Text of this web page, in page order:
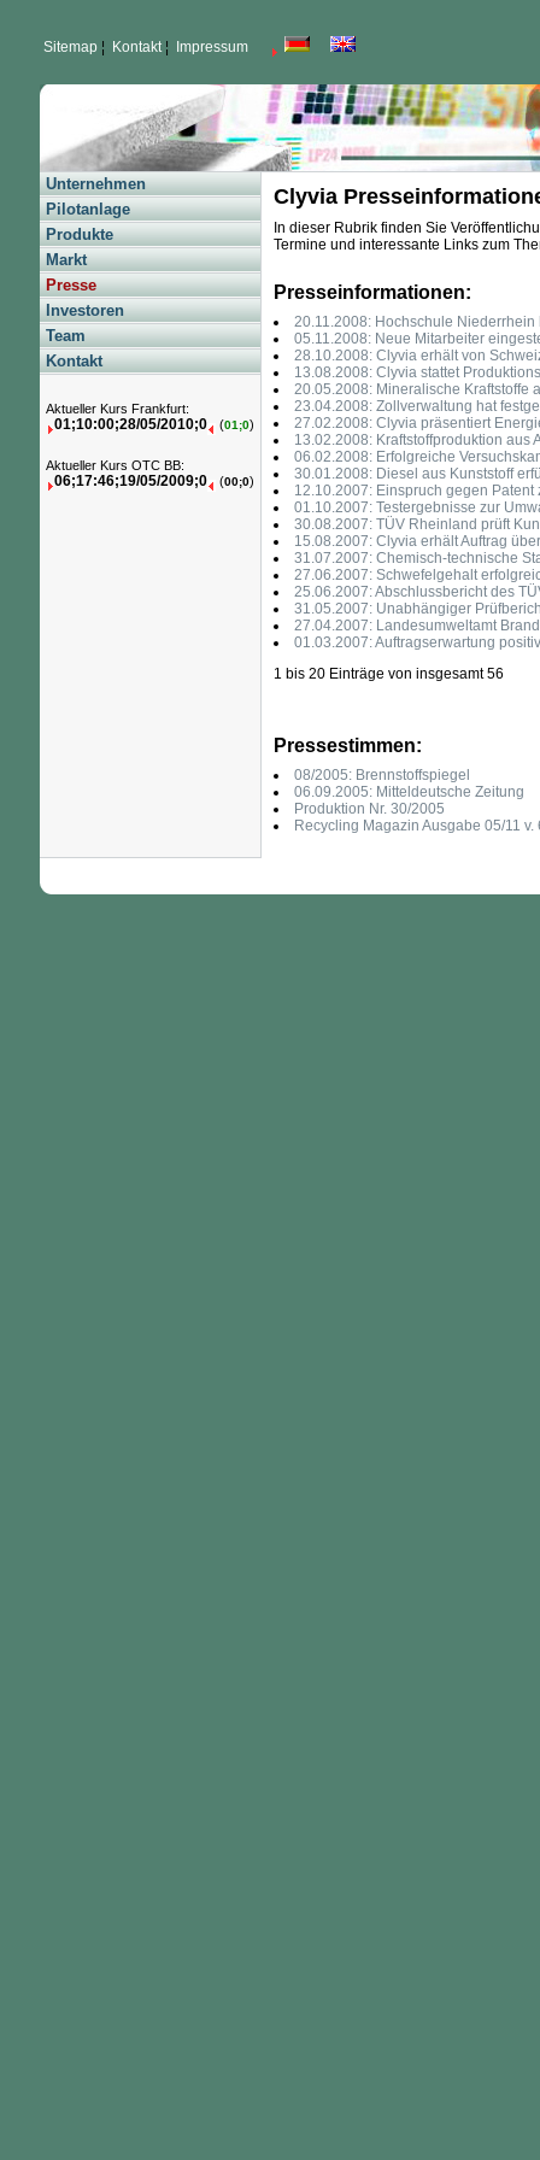
Sitemap¦ Kontakt¦ Impressum
Unternehmen
Pilotanlage
Produkte
Markt
Presse
Investoren
Team
Kontakt
Aktueller Kurs Frankfurt:
01;10:00;28/05/2010;0 (01;0)
Aktueller Kurs OTC BB:
06;17:46;19/05/2009;0 (00;0)
Clyvia
In dieser Rubrik finden Sie
Termine und interessante Links zum
Presseinformationen:
20.11.2008: Hochschule
05.11.2008: Neue Mitarbeiter
28.10.2008: Clyvia erhält von
13.08.2008: Clyvia stattet
20.05.2008: Mineralische Kraftstoffe
23.04.2008: Zollverwaltung hat
27.02.2008: Clyvia präsentiert
13.02.2008: Kraftstoffproduktion aus
06.02.2008: Erfolgreiche
30.01.2008: Diesel aus Kunststoff
12.10.2007: Einspruch gegen
01.10.2007: Testergebnisse zur
30.08.2007: TÜV Rheinland prüft
15.08.2007: Clyvia erhält Auftrag
31.07.2007: Chemisch-technische
27.06.2007: Schwefelgehalt
25.06.2007: Abschlussbericht des
31.05.2007: Unabhängiger
27.04.2007: Landesumweltamt
01.03.2007: Auftragserwartung
1 bis 20 Einträge von insgesamt56
Pressestimmen:
08/2005: Brennstoffspiegel
06.09.2005: Mitteldeutsche Zeitung
Produktion Nr. 30/2005
Recycling Magazin Ausgabe 05/11 v.